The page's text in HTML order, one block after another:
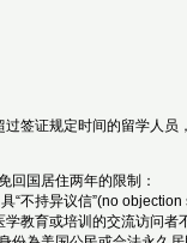
训练或
签证规定时间的留学人员
回国居住两年的限制：
“不持异议信”(no
教育或培训的交流访问者